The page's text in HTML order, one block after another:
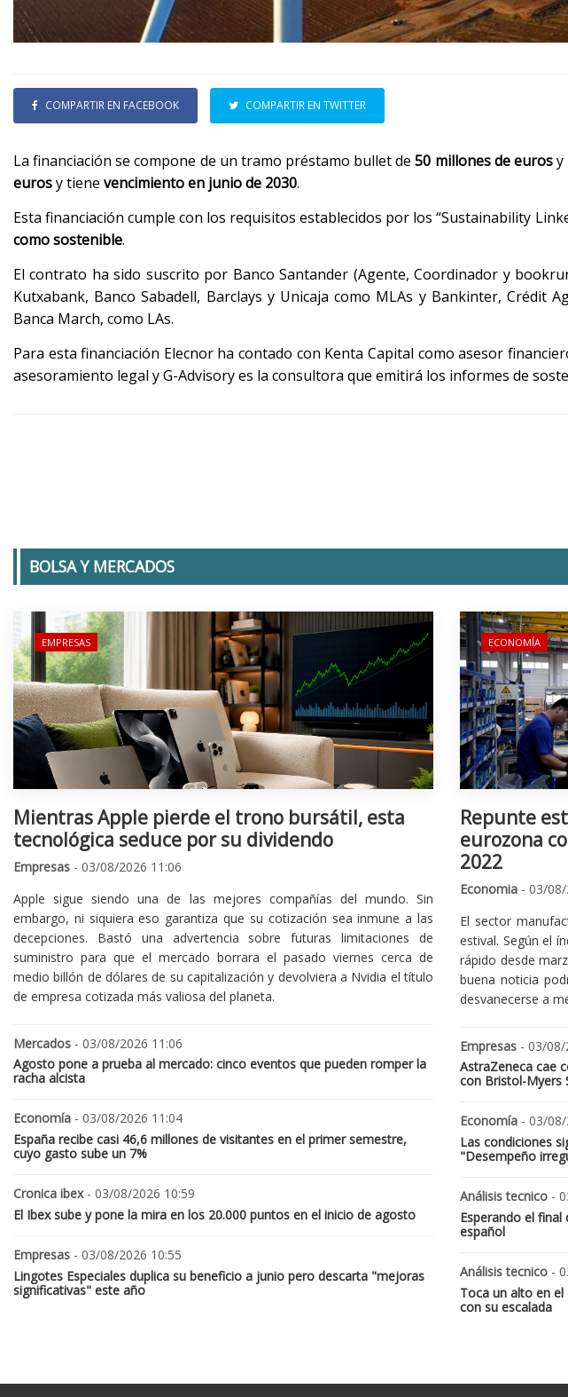
COMPARTIR EN FACEBOOK COMPARTIR EN TWITTER
La financiación se compone de un tramo préstamo bullet de50 millones de eurosy
eurosy tiene vencimiento en junio de 2030.
Esta financiación cumple con los requisitos establecidos por los “Sustainability
como sostenible.
El contrato ha sido suscrito por Banco Santander (Agente, Coordinador y
Kutxabank, Banco Sabadell, Barclays y Unicaja como MLAs y Bankinter, Crédit
Banca March, como LAs.
Para esta financiación Elecnor ha contado con Kenta Capital como asesor
asesoramiento legal y G-Advisory es la consultora que emitirá los informes de
BOLSA Y MERCADOS
EMPRESAS
Mientras Apple pierde el trono bursátil, esta
tecnológica seduce por su dividendo
Empresas - 03/08/2026 11:06
Apple sigue siendo una de las mejores compañías del mundo. Sin
embargo, ni siquiera eso garantiza que su cotización sea inmune a las
decepciones. Bastó una advertencia sobre futuras limitaciones de
suministro para que el mercado borrara el pasado viernes cerca de
medio billón de dólares de su capitalización y devolviera a Nvidia el título
de empresa cotizada más valiosa del planeta.
Mercados - 03/08/2026 11:06
Agosto pone a prueba al mercado: cinco eventos que pueden romper la
racha alcista
Economía - 03/08/2026 11:04
España recibe casi 46,6 millones de visitantes en el primer semestre,
cuyo gasto sube un 7%
Cronica ibex- 03/08/2026 10:59
El Ibex sube y pone la mira en los 20.000 puntos en el inicio de agosto
Empresas - 03/08/2026 10:55
Lingotes Especiales duplica su beneficio a junio pero descarta "mejoras
significativas" este año
ECONOMÍA
Repunte
eurozona
2022
Economia - 03/
El sector
estival. Según el
rápido desde
buena noticia
desvanecerse a
Empresas - 03/08/
AstraZeneca cae
con Bristol-Myers
Economía - 03/
Las condiciones
"Desempeño
Análisis tecnico -
Esperando el
español
Análisis tecnico -
Toca un alto en
con su escalada